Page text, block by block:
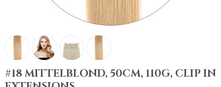
#18 MITTELBLOND, 50CM, 110G, CLIP IN